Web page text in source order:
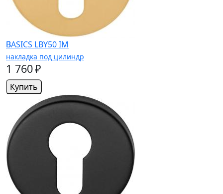
BASICS LBY50 IM
накладка под цилиндр
1 760 ₽
Купить